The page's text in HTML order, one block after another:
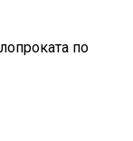
по